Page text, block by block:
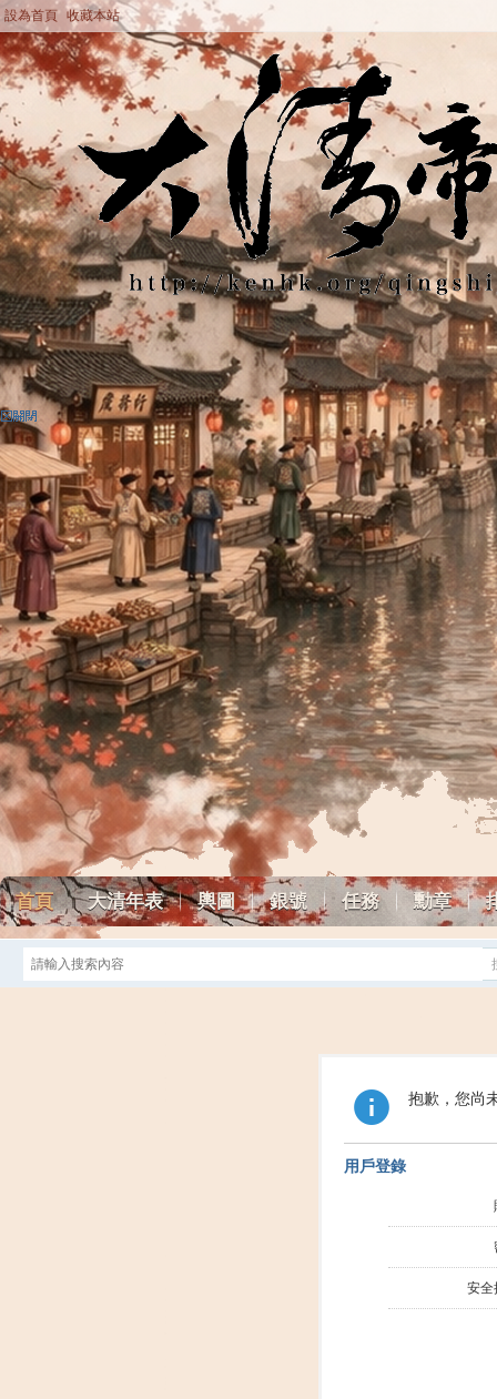
設為首頁 收藏本站
首頁 大清年表 輿圖 銀號 任務 勳章
抱歉，您尚
用戶登錄
安全